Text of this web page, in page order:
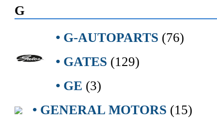
G
• G-AUTOPARTS (76)
• GATES (129)
• GE (3)
• GENERAL MOTORS (15)